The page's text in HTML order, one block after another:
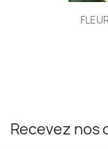
Recevez nos